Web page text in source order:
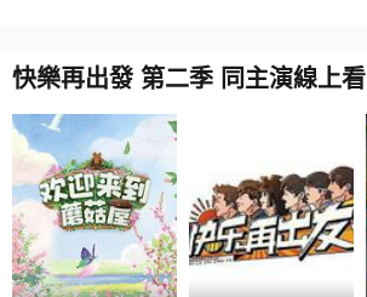
快樂再出發 第二季 同主演線上看